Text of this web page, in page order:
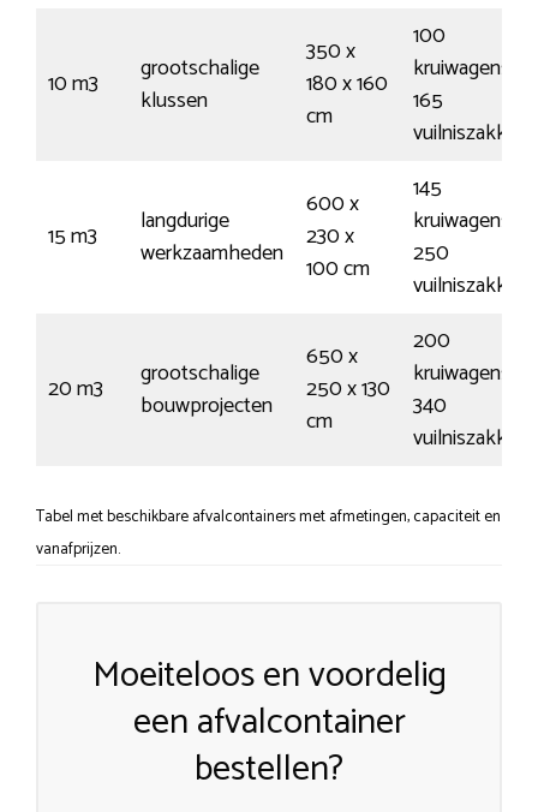
10 m3
grootschalige
klussen
350 x
180 x 160
cm
100
kruiwagens /
165
vuilniszakken
15 m3
langdurige
werkzaamheden
600 x
230 x
100 cm
145
kruiwagens /
250
vuilniszakken
20 m3
grootschalige
bouwprojecten
650 x
250 x 130
cm
200
kruiwagens /
340
vuilniszakken
Tabel met beschikbare afvalcontainers met afmetingen, capaciteit en
vanafprijzen.
Moeiteloos en voordelig
een afvalcontainer
bestellen?